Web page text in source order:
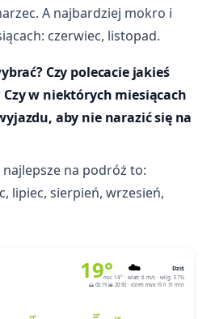
A najbardziej mokro i
czerwiec, listopad.
Czy polecacie jakieś
Czy w niektórych miesiącach
aby nie narazić się na
na podróż to:
lipiec, sierpień, wrzesień,